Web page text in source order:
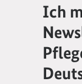
Ich